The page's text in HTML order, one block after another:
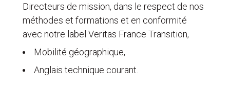
Directeurs de mission, dans le respect de nos
méthodes et formations et en conformité
avec notre label Veritas France Transition,
Mobilité géographique,
Anglais technique courant.